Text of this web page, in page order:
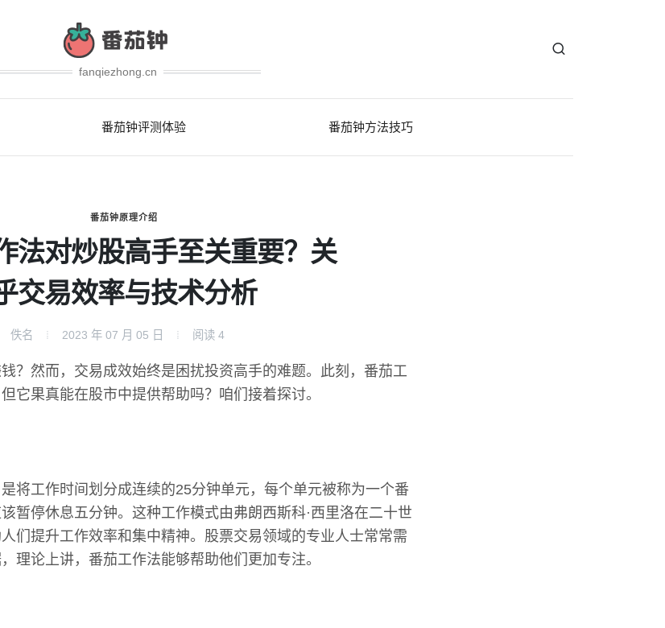
fanqiezhong.cn
番茄钟评测体验 番茄钟方法技巧
番茄钟原理介绍
法对炒股高手至关重要？关
交易效率与技术分析
佚名 2023 年 07 月 05 日 阅读 4
？然而，交易成效始终是困扰投资高手的难题。此刻，番茄工
它果真能在股市中提供帮助吗？咱们接着探讨。
是将工作时间划分成连续的25分钟单元，每个单元被称为一个番
暂停休息五分钟。这种工作模式由弗朗西斯科·西里洛在二十世
们提升工作效率和集中精神。股票交易领域的专业人士常常需
理论上讲，番茄工作法能够帮助他们更加专注。